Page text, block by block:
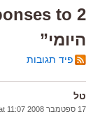
היומי”
פיד תגובות
טל
17 ספטמבר 2008 at 11:07